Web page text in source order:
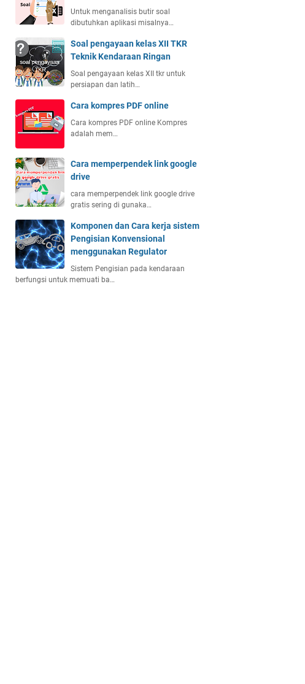
Untuk menganalisis butir soal
dibutuhkan aplikasi misalnya…
Soal pengayaan kelas XII TKR
Teknik Kendaraan Ringan
Soal pengayaan kelas XII tkr untuk
persiapan dan latih…
Cara kompres PDF online
Cara kompres PDF online Kompres
adalah mem…
Cara memperpendek link google
drive
cara memperpendek link google drive
gratis sering di gunaka…
Komponen dan Cara kerja sistem
Pengisian Konvensional
menggunakan Regulator
Sistem Pengisian pada kendaraan
berfungsi untuk memuati ba…